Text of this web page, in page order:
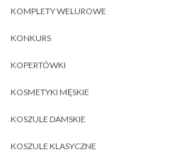
KOMPLETY WELUROWE
KONKURS
KOPERTÓWKI
KOSMETYKI MĘSKIE
KOSZULE DAMSKIE
KOSZULE KLASYCZNE